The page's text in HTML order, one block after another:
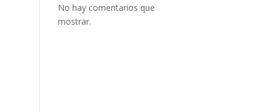
No hay comentarios que
mostrar.